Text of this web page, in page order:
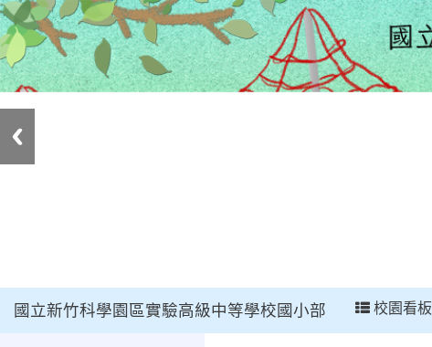
國立新竹科學園區實驗高級中等學校國小部 校園看板